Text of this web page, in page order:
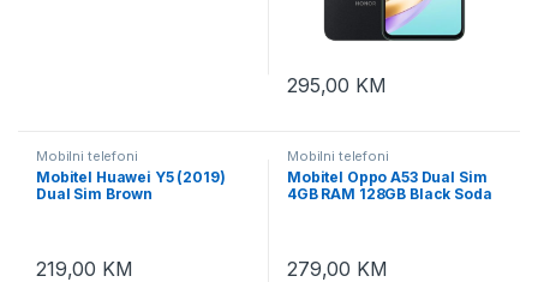
295,00 KM
Mobilni telefoni
Mobitel Huawei Y5 (2019)
Dual Sim Brown
219,00 KM
Mobilni telefoni
Mobitel Oppo A53 Dual Sim
4GB RAM 128GB Black Soda
279,00 KM